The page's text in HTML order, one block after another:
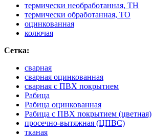
термически необработанная, ТН
термически обработанная, ТО
оцинкованная
колючая
Сетка:
сварная
сварная оцинкованная
сварная с ПВХ покрытием
Рабица
Рабица оцинкованная
Рабица с ПВХ покрытием (цветная)
просечно-вытяжная (ЦПВС)
тканая